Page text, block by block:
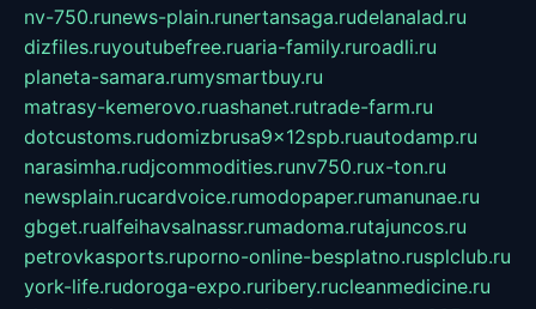
nv-750.runews-plain.runertansaga.rudelanalad.ru
dizfiles.ruyoutubefree.ruaria-family.ruroadli.ru
planeta-samara.rumysmartbuy.ru
matrasy-kemerovo.ruashanet.rutrade-farm.ru
dotcustoms.rudomizbrusa9x12spb.ruautodamp.ru
narasimha.rudjcommodities.runv750.rux-ton.ru
newsplain.rucardvoice.rumodopaper.rumanunae.ru
gbget.rualfeihavsalnassr.rumadoma.rutajuncos.ru
petrovkasports.ruporno-online-besplatno.rusplclub.ru
york-life.rudoroga-expo.ruribery.rucleanmedicine.ru